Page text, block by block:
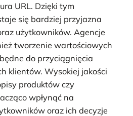
URL. Dzięki tym
się bardziej przyjazna
użytkowników. Agencje
tworzenie wartościowych
do przyciągnięcia
klientów. Wysokiej jakości
produktów czy
wpłynąć na
oraz ich decyzje